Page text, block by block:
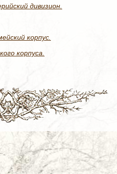
дивизион.
корпус.
корпуса.